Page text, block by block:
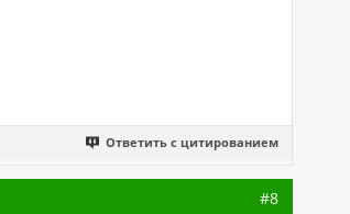
Ответить с цитированием
#8